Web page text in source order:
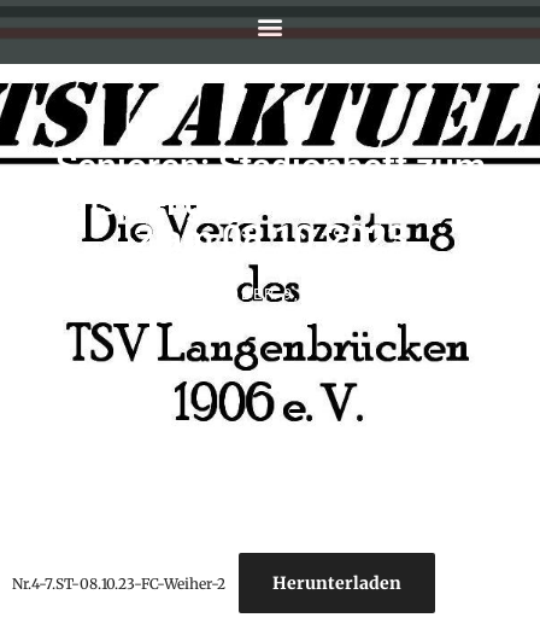
Senioren: Stadionheft zum
Heimspiel gegen den FC Weiher
2 am 08.10.2023
OKTOBER 9, 2023
SIMONE KEILBACH
Nr.4-7.ST-08.10.23-FC-Weiher-2 Herunterladen